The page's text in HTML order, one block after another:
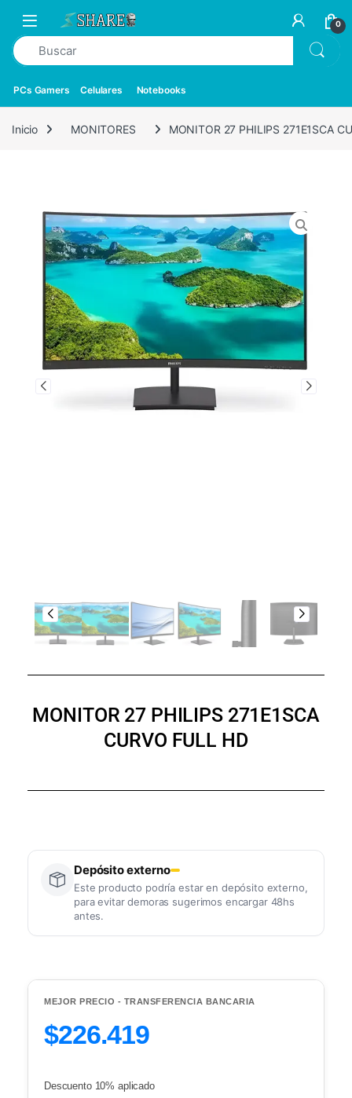
0
PCs Gamers Celulares Notebooks
Inicio MONITORES MONITOR 27 PHILIPS 271E1SCA
MONITOR 27 PHILIPS 271E1SCA
CURVO FULL HD
Depósito externo
Este producto podría estar en depósito externo,
para evitar demoras sugerimos encargar 48hs
antes.
MEJOR PRECIO - TRANSFERENCIA BANCARIA
$226.419
Descuento 10% aplicado